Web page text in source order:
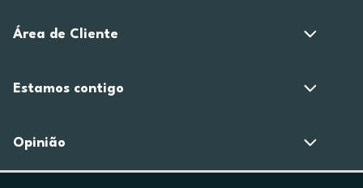
Área de Cliente
Estamos contigo
Opinião